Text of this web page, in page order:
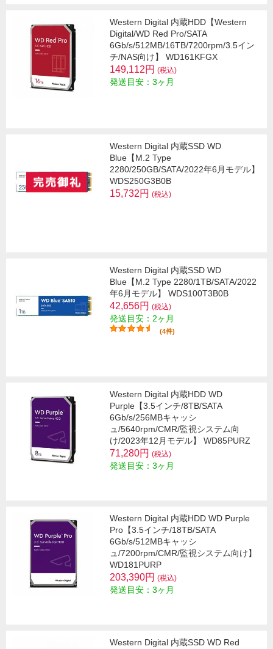
Western Digital 内蔵HDD【Western
Digital/WD Red Pro/SATA
6Gb/s/512MB/16TB/7200rpm/3.5イン
チ/NAS向け】 WD161KFGX
149,112円 (税込)
発送目安：3ヶ月
Western Digital 内蔵SSD WD
Blue【M.2 Type
2280/250GB/SATA/2022年6月モデル】
WDS250G3B0B
15,732円 (税込)
Western Digital 内蔵SSD WD
Blue【M.2 Type 2280/1TB/SATA/2022
年6月モデル】 WDS100T3B0B
42,656円 (税込)
発送目安：2ヶ月
(4件)
Western Digital 内蔵HDD WD
Purple【3.5インチ/8TB/SATA
6Gb/s/256MBキャッシ
ュ/5640rpm/CMR/監視システム向
け/2023年12月モデル】 WD85PURZ
71,280円 (税込)
発送目安：3ヶ月
Western Digital 内蔵HDD WD Purple
Pro【3.5インチ/18TB/SATA
6Gb/s/512MBキャッシ
ュ/7200rpm/CMR/監視システム向け】
WD181PURP
203,390円 (税込)
発送目安：3ヶ月
Western Digital 内蔵SSD WD Red